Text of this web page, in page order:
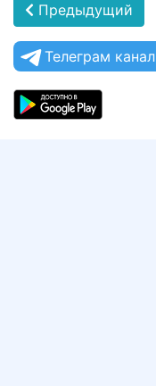
Предыдущий
Телеграм канал